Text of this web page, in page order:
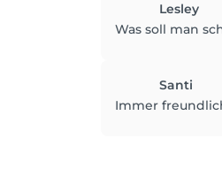
Lesley
Was soll man
Santi
Immer